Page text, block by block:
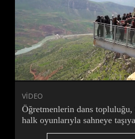
Süre
/
Toplam
Süre Yüklendi:
0%
Yükleniyor:
0%
VİDEO
Öğretmenlerin dans
halk oyunlarıyla sahneye